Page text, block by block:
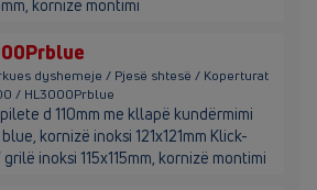
kornizë montimi
dyshemeje / Pjesë shtesë / Koperturat
/ HL3000Prblue
d 110mm me kllapë kundërmimi
kornizë inoksi 121x121mm Klick-
inoksi 115x115mm, kornizë montimi